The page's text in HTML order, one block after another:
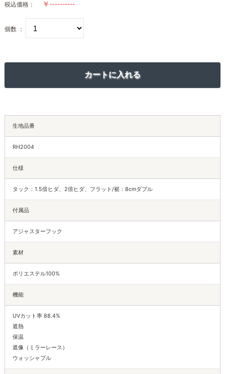
税込価格：
個数 ：
生地品番
RH2004
仕様
タック：1.5倍ヒダ、2倍ヒダ、フラット/裾：8cmダブル
付属品
アジャスターフック
素材
ポリエステル100%
機能
UVカット率 88.4%
遮熱
保温
遮像（ミラーレース）
ウォッシャブル